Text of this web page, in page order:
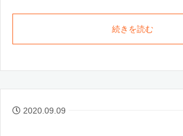
続きを読む
2020.09.09